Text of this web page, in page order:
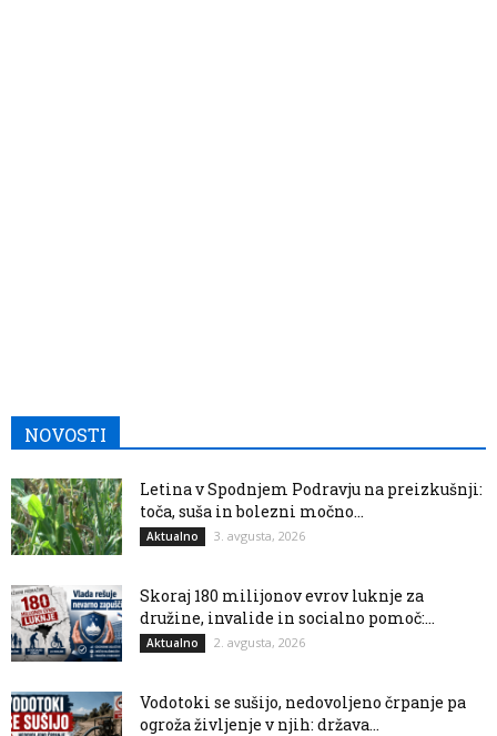
NOVOSTI
Letina v Spodnjem Podravju na preizkušnji:
toča, suša in bolezni močno...
Aktualno 3. avgusta, 2026
Skoraj 180 milijonov evrov luknje za
družine, invalide in socialno pomoč:...
Aktualno 2. avgusta, 2026
Vodotoki se sušijo, nedovoljeno črpanje pa
ogroža življenje v njih: država...